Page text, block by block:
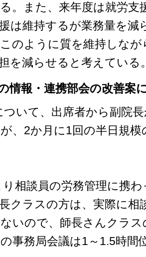
。また、来年度は就労支
は維持するが業務量を減
のように質を維持しな
を減らせると考えている
情報・連携部会の改善案
いて、出席者から副院
、2か月に1回の半日規
談員の労務管理に携わ
クラスの方は、実際に相
いので、師長さんクラ
事務局会議は1～1.5時間